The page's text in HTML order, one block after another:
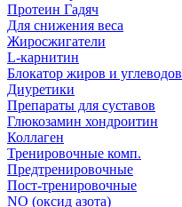
Протеин Гадяч
Для снижения веса
Жиросжигатели
L-карнитин
Блокатор жиров и углеводов
Диуретики
Препараты для суставов
Глюкозамин хондроитин
Коллаген
Тренировочные комп.
Предтренировочные
Пост-тренировочные
NO (оксид азота)